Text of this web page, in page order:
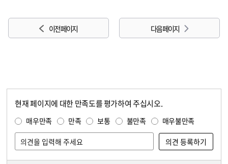
이전 페이지 다음 페이지
현재 페이지에 대한 만족도를 평가하여 주십시오.
매우만족 만족 보통 불만족 매우불만족